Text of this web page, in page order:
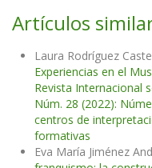
Artículos
Laura Rodríguez
Experiencias en el
Revista Internacional
Núm. 28 (2022):
centros de
formativas
Eva María Jiménez